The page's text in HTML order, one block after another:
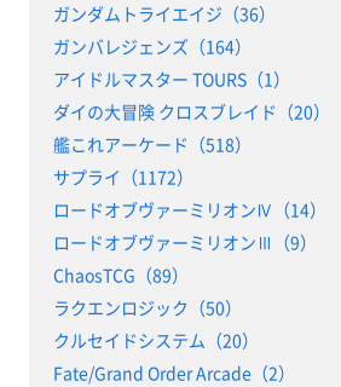
ガンダムトライエイジ（36）
ガンバレジェンズ（164）
アイドルマスター TOURS（1）
ダイの大冒険 クロスブレイド（20）
艦これアーケード（518）
サプライ（1172）
ロードオブヴァーミリオンⅣ（14）
ロードオブヴァーミリオンⅢ（9）
ChaosTCG（89）
ラクエンロジック（50）
クルセイドシステム（20）
Fate/Grand Order Arcade（2）